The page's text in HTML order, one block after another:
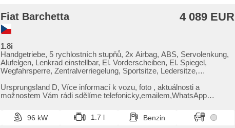
Fiat Barchetta 4 089 EUR
1.8i
Handgetriebe, 5 rychlostních stupňů, 2x Airbag, ABS, Servolenkung,
Alufelgen, Lenkrad einstellbar, El. Vorderscheiben, El. Spiegel,
Wegfahrsperre, Zentralverriegelung, Sportsitze, Ledersitze,
přední pohon
Ursprungsland D,​ Více informací k vozu,​ foto ,​ aktuálnosti a
možnostem Vám rádi sdělíme telefonicky,​emailem,​WhatsApp
96 kW 1.7 l Benzin